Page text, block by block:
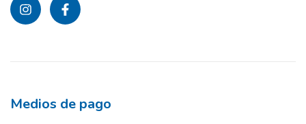
Medios de pago